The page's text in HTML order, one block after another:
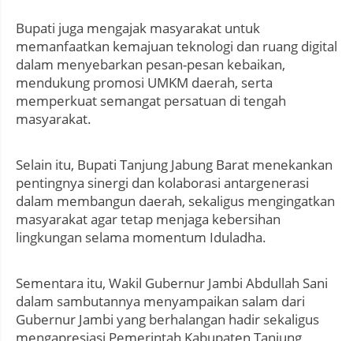
Bupati juga mengajak masyarakat untuk
memanfaatkan kemajuan teknologi dan ruang digital
dalam menyebarkan pesan-pesan kebaikan,
mendukung promosi UMKM daerah, serta
memperkuat semangat persatuan di tengah
masyarakat.
Selain itu, Bupati Tanjung Jabung Barat menekankan
pentingnya sinergi dan kolaborasi antargenerasi
dalam membangun daerah, sekaligus mengingatkan
masyarakat agar tetap menjaga kebersihan
lingkungan selama momentum Iduladha.
Sementara itu, Wakil Gubernur Jambi Abdullah Sani
dalam sambutannya menyampaikan salam dari
Gubernur Jambi yang berhalangan hadir sekaligus